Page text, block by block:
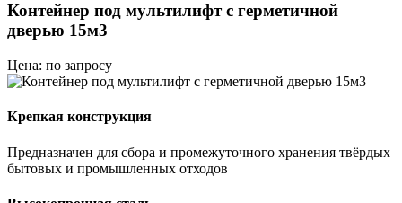
Контейнер под мультилифт с герметичной
дверью 15м3
Цена: по запросу
Крепкая конструкция
Предназначен для сбора и промежуточного хранения твёрдых
бытовых и промышленных отходов